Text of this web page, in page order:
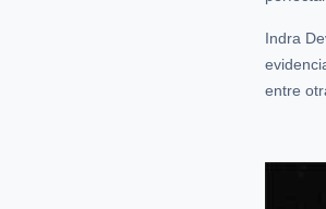
Indra
entre